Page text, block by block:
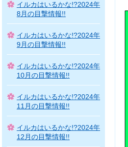
イルカはいるかな!?2024年
8月の目撃情報!!
イルカはいるかな!?2024年
9月の目撃情報!!
イルカはいるかな!?2024年
10月の目撃情報!!
イルカはいるかな!?2024年
11月の目撃情報!!
イルカはいるかな!?2024年
12月の目撃情報!!